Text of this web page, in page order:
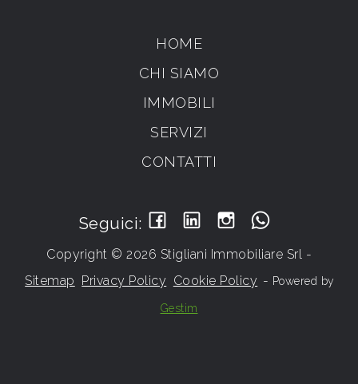
HOME
CHI SIAMO
IMMOBILI
SERVIZI
CONTATTI
Seguici:
Copyright © 2026 Stigliani Immobiliare Srl -
Sitemap Privacy Policy Cookie Policy - Powered by
Gestim